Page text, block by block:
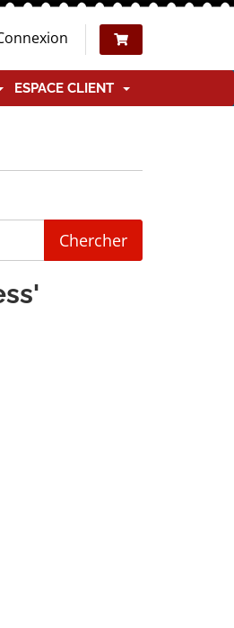
ESPACE CLIENT